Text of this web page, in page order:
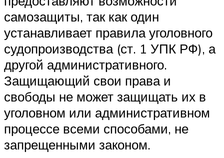
самозащиты, так как один
устанавливает правила уголовного
судопроизводства (ст. 1 УПК РФ), а
другой административного.
Защищающий свои права и
свободы не может защищать их в
уголовном или административном
процессе всеми способами, не
запрещенными законом.